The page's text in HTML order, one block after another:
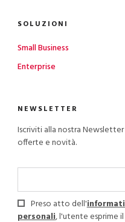
SOLUZIONI
Small Business
Enterprise
NEWSLETTER
Iscriviti alla nostra
offerte e novità.
Preso atto dell'
personali, l'utente esprime